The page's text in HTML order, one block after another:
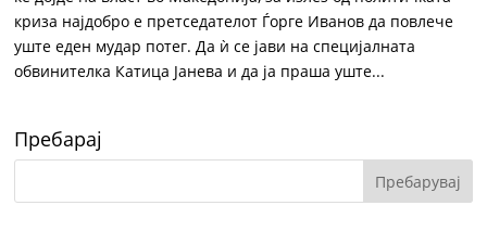
криза најдобро е претседателот Ѓорге Иванов да повлече
уште еден мудар потег. Да ѝ се јави на специјалната
обвинителка Катица Јанева и да ја праша уште...
Пребарај